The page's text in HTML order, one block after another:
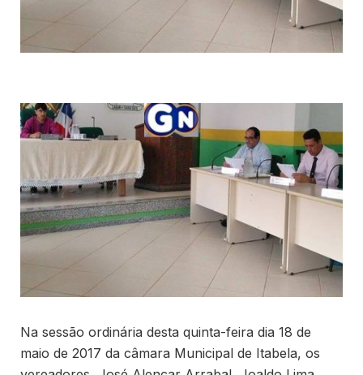
Na sessão ordinária desta quinta-feira dia 18 de
maio de 2017 da câmara Municipal de Itabela, os